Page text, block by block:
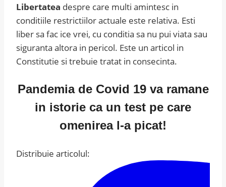
Libertatea despre care multi amintesc in
conditiile restrictiilor actuale este relativa. Esti
liber sa fac ice vrei, cu conditia sa nu pui viata sau
siguranta altora in pericol. Este un articol in
Constitutie si trebuie tratat in consecinta.
Pandemia de Covid 19 va ramane
in istorie ca un test pe care
omenirea l-a picat!
Distribuie articolul: